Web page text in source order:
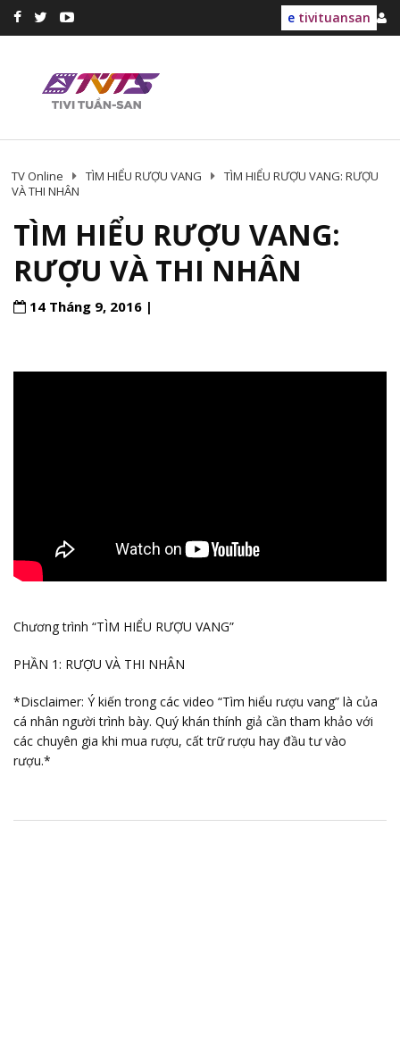
e tivituansan
TV Online TÌM HIỂU RƯỢU VANG
TÌM HIỂU RƯỢU VANG: RƯỢU
VÀ THI NHÂN
TÌM HIỂU RƯỢU VANG:
RƯỢU VÀ THI NHÂN
14 Tháng 9, 2016 |
Chương trình “TÌM HIỂU RƯỢU VANG”
PHẦN 1: RƯỢU VÀ THI NHÂN
*Disclaimer: Ý kiến trong các video “Tìm hiểu rượu vang” là của
cá nhân người trình bày. Quý khán thính giả cần tham khảo với
các chuyên gia khi mua rượu, cất trữ rượu hay đầu tư vào
rượu.*